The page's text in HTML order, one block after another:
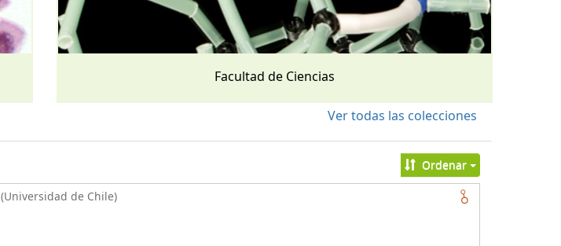
Facultad de Ciencias
Ver todas las colecciones
Ordenar
(Universidad de Chile)